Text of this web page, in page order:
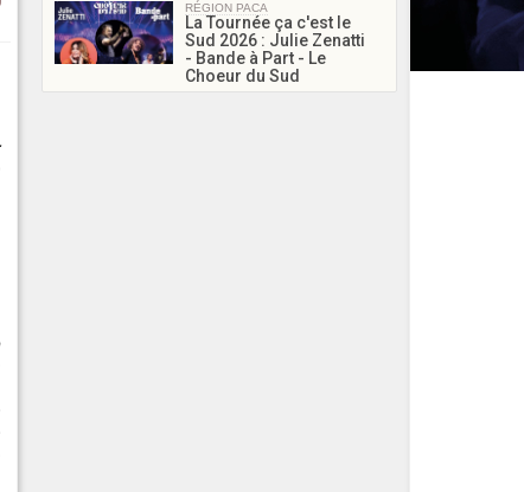
RÉGION PACA
La Tournée ça c'est le
Sud 2026 : Julie Zenatti
- Bande à Part - Le
Choeur du Sud